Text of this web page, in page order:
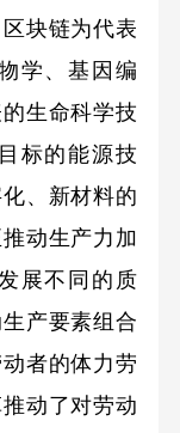
块链为代表
学、基因编
生命科学技
标的能源技
、新材料的
动生产力加
展不同的质
产要素组合
者的体力劳
动了对劳动